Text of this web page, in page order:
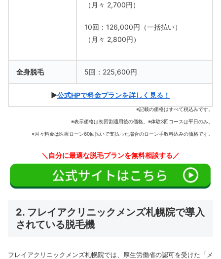
（月々 2,700円）
10回：126,000円（一括払い）
（月々 2,800円）
全身脱毛 5回：225,600円
▶公式HPで料金プランを詳しく見る！
※記載の価格はすべて税込みです。
※表示価格は初回割適用後の価格。 ※体験3回コースは平日のみ。
※月々料金は医療ローン60回払いで支払った場合のローン手数料込みの価格です。
＼自分に最適な脱毛プランを無料相談する／
2. フレイアクリニックメンズ札幌院で導入
されている脱毛機
フレイアクリニックメンズ札幌院では、厚生労働省の認可を受けた「メ